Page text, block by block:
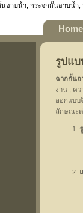
อาบน้ำ, กระจกกั้นอาบน้ำ,
Home
รูปแ
ฉากกั้นอ
งาน , ค
ออกแบบ
ลักษณะต่